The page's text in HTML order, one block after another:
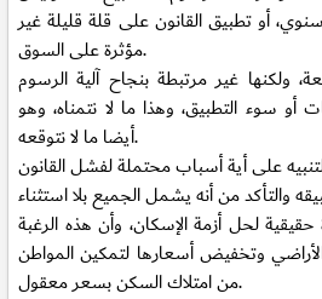
أو تطبيق القانون على قلة قليلة غير
مؤثرة على السوق.
ولكنها غير مرتبطة بنجاح آلية الرسوم
أو سوء التطبيق، وهذا ما لا نتمناه، وهو
أيضا ما لا نتوقعه.
على أية أسباب محتملة لفشل القانون
لحل أزمة الإسكان، وأن هذه الرغبة
وتخفيض أسعارها لتمكين المواطن
من امتلاك السكن بسعر معقول.